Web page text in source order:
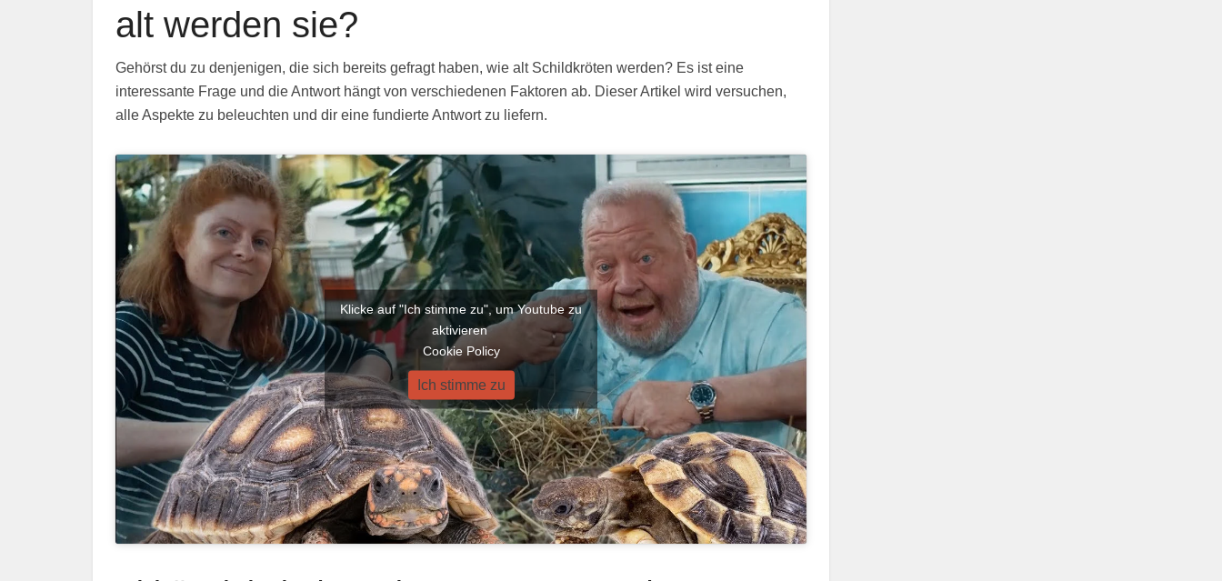
alt werden sie?
Gehörst du zu denjenigen, die sich bereits gefragt haben, wie alt Schildkröten werden? Es ist eine
interessante Frage und die Antwort hängt von verschiedenen Faktoren ab. Dieser Artikel wird versuchen,
alle Aspekte zu beleuchten und dir eine fundierte Antwort zu liefern.
Klicke auf "Ich stimme zu", um Youtube zu
aktivieren
Cookie Policy
Ich stimme zu